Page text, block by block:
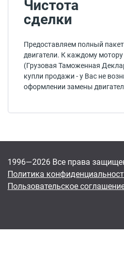
Чистота
сделки
Предоставляем полный
двигатели. К каждому мотору
(Грузовая Таможенная
купли продажи - у Вас не
оформлении замены
1996—2026 Все права
Политика
Пользовательское